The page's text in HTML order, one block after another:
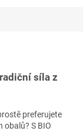
síla z
preferujete
obalů? S BIO